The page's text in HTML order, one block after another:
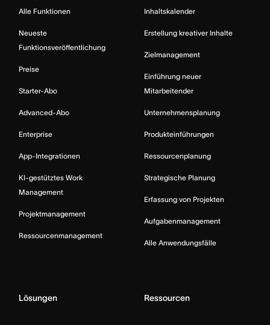
Alle Funktionen
Neueste
Funktionsveröffentlichung
Preise
Starter-Abo
Advanced-Abo
Enterprise
App-Integrationen
KI-gestütztes Work
Management
Projektmanagement
Ressourcenmanagement
Inhaltskalender
Erstellung kreativer Inhalte
Zielmanagement
Einführung neuer
Mitarbeitender
Unternehmensplanung
Produkteinführungen
Ressourcenplanung
Strategische Planung
Erfassung von Projekten
Aufgabenmanagement
Alle Anwendungsfälle
Lösungen Ressourcen